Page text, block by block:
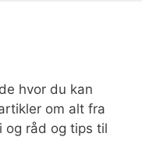
hvor du kan
om alt fra
og råd og tips til